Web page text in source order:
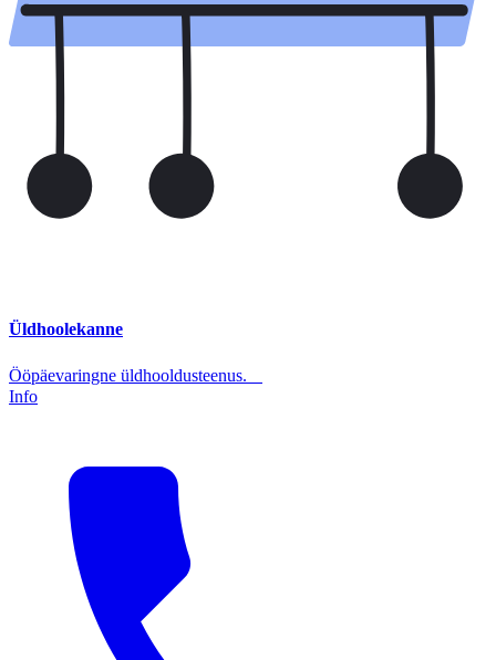
Üldhoolekanne
Ööpäevaringne üldhooldusteenus.
Info